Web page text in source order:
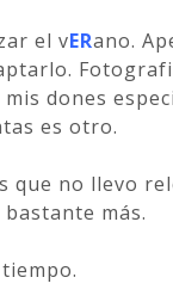
el vERano.
dones
es otro.
que no llevo
más.